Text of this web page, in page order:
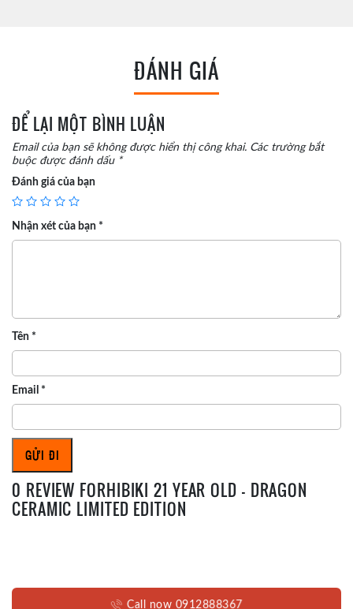
ĐÁNH GIÁ
ĐỂ LẠI MỘT BÌNH LUẬN
Email của bạn sẽ không được hiển thị công khai. Các trường bắt
buộc được đánh dấu *
Đánh giá của bạn
Nhận xét của bạn *
Tên *
Email *
0 REVIEW FORHIBIKI 21 YEAR OLD – DRAGON
CERAMIC LIMITED EDITION
Call now 0912888367